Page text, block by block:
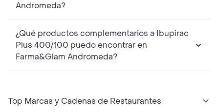
Andromeda?
¿Qué productos complementarios a Ibupirac
Plus 400/100 puedo encontrar en
Farma&Glam Andromeda?
Top Marcas y Cadenas de Restaurantes